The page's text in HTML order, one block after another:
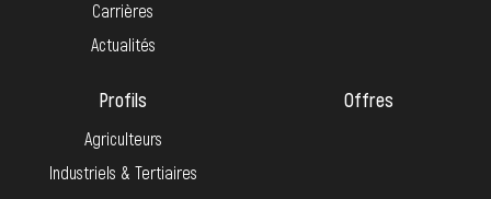
Carrières
Actualités
Profils
Agriculteurs
Industriels & Tertiaires
Offres